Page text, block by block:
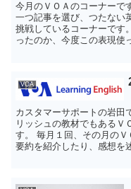
今月のＶＯＡのコーナーで
一つ記事を選び、つたない
挑戦しているコーナーです
ったのか、今度この表現使
VOA
カスタマーサポートの岩田
リッシュの教材でもあるＶ
す。 毎月１回、その月の
要約を紹介したり、感想を